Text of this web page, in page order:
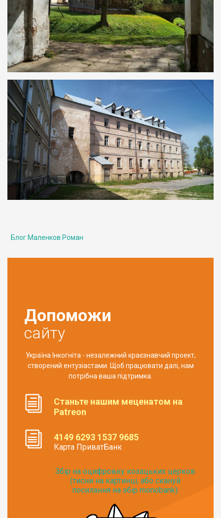
Блог Маленков Роман
Допоможи
сайту
Україна Інкогніта - незалежний краєзнавчий проект,
створений ентузіастами. Щоб працювати далі, нам
потрібна ваша підтримка.
Станьте нашим меценатом на
Patreon
4149 6293 1537 9685
Карта ПриватБанк
Збір на оцифровку козацьких церков
(тисни на картинці, або скануй
посилання на збір monobank):